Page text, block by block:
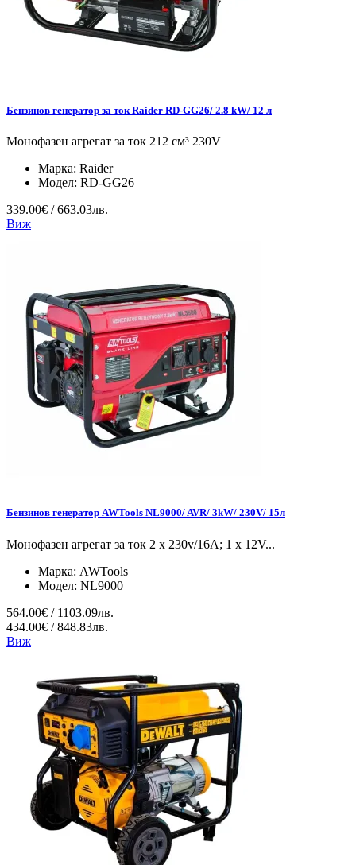
Бензинов генератор за ток Raider RD-GG26/ 2.8 kW/ 12 л
Монофазен агрегат за ток 212 см³ 230V
Марка: Raider
Модел: RD-GG26
339.00€ / 663.03лв.
Виж
Бензинов генератор AWTools NL9000/ AVR/ 3kW/ 230V/ 15л
Монофазен агрегат за ток 2 x 230v/16A; 1 x 12V...
Марка: AWTools
Модел: NL9000
564.00€ / 1103.09лв.
434.00€ / 848.83лв.
Виж